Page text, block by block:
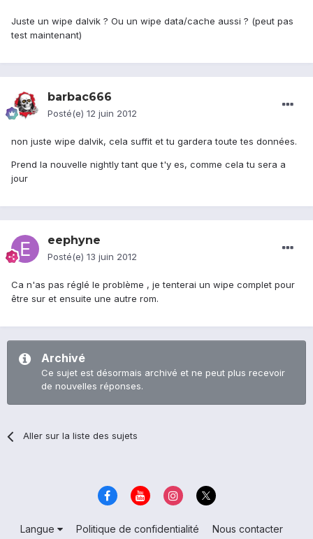
Juste un wipe dalvik ? Ou un wipe data/cache aussi ? (peut pas
test maintenant)
barbac666
Posté(e) 12 juin 2012
non juste wipe dalvik, cela suffit et tu gardera toute tes données.
Prend la nouvelle nightly tant que t'y es, comme cela tu sera a
jour
eephyne
Posté(e) 13 juin 2012
Ca n'as pas réglé le problème , je tenterai un wipe complet pour
être sur et ensuite une autre rom.
Archivé
Ce sujet est désormais archivé et ne peut plus recevoir
de nouvelles réponses.
Aller sur la liste des sujets
Langue Politique de confidentialité
Nous contacter